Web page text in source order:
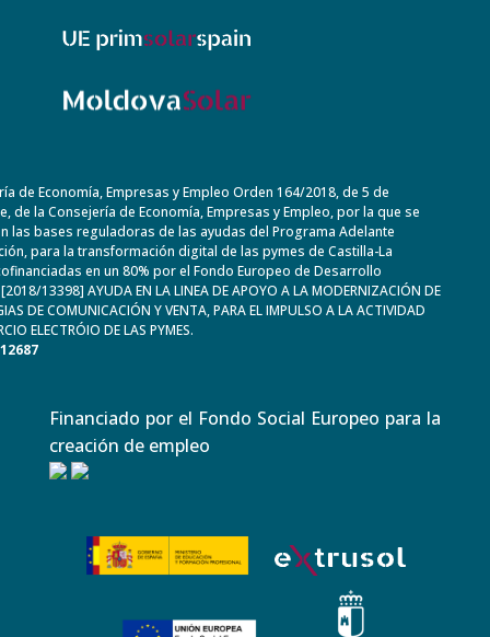
de Economía, Empresas y Empleo Orden 164/2018, de 5 de
de la Consejería de Economía, Empresas y Empleo, por la que se
las bases reguladoras de las ayudas del Programa Adelante
para la transformación digital de las pymes de Castilla-La
en un 80% por el Fondo Europeo de Desarrollo
13398] AYUDA EN LA LINEA DE APOYO A LA MODERNIZACIÓN DE
DE COMUNICACIÓN Y VENTA, PARA EL IMPULSO A LA ACTIVIDAD
ELECTRÓIO DE LAS PYMES.
Financiado por el Fondo Social Europeo para la
creación de empleo